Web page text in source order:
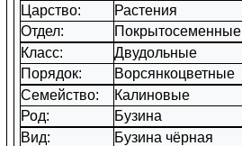
Царство:
Растения
Отдел:
Покрытосеменные
Класс:
Двудольные
Порядок:
Ворсянкоцветные
Семейство:
Калиновые
Род:
Бузина
Вид:
Бузина чёрная